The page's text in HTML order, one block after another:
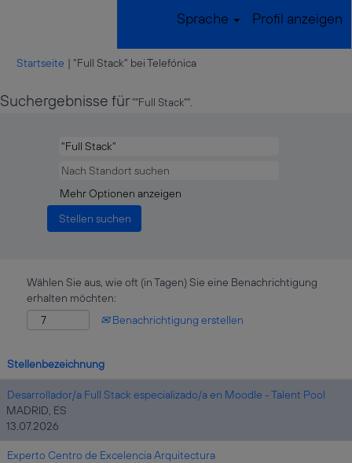
Sprache Profil anzeigen
Startseite | "Full Stack" bei Telefónica(aktuelle
Suchergebnisse für""Full Stack"".
Mehr Optionen anzeigen
Wählen Sie aus, wie oft (in Tagen) Sie eine Benachrichtigung
erhalten möchten:
Benachrichtigung erstellen
Stellenbezeichnung
Desarrollador/a Full Stack especializado/a en Moodle - Talent Pool
MADRID, ES
13.07.2026
Experto Centro de Excelencia Arquitectura